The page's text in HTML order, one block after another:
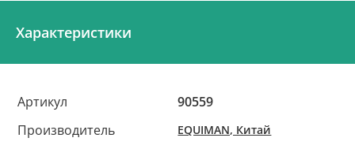
Характеристики
Артикул
90559
Производитель
EQUIMAN, Китай